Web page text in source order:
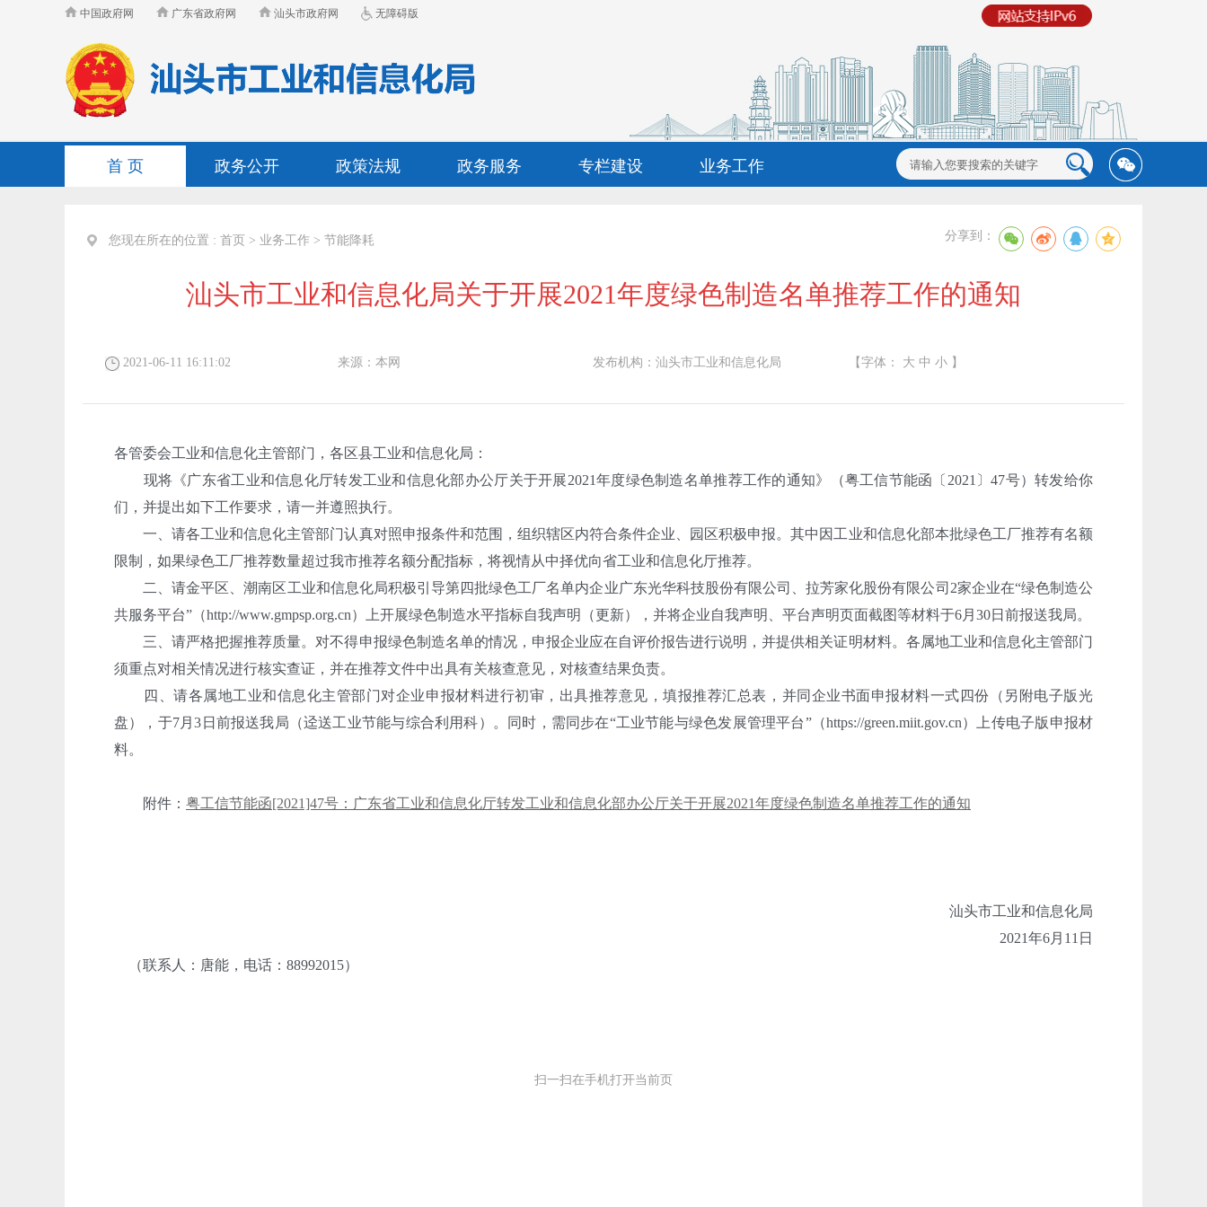
中国政府网 广东省政府网 汕头市政府网 无障碍版
首 页 政务公开 政策法规 政务服务 专栏建设 业务工作
您现在所在的位置 : 首页 > 业务工作 > 节能降耗 分享到：
汕头市工业和信息化局关于开展2021年度绿色制造名单推荐工作的通知
2021-06-11 16:11:02 来源：本网 发布机构：汕头市工业和信息化局 【字体： 大 中 小 】
各管委会工业和信息化主管部门，各区县工业和信息化局：
现将《广东省工业和信息化厅转发工业和信息化部办公厅关于开展2021年度绿色制造名单推荐工作的通知》（粤工信节能函〔2021〕47号）转发给你
们，并提出如下工作要求，请一并遵照执行。
一、请各工业和信息化主管部门认真对照申报条件和范围，组织辖区内符合条件企业、园区积极申报。其中因工业和信息化部本批绿色工厂推荐有名额
限制，如果绿色工厂推荐数量超过我市推荐名额分配指标，将视情从中择优向省工业和信息化厅推荐。
二、请金平区、潮南区工业和信息化局积极引导第四批绿色工厂名单内企业广东光华科技股份有限公司、拉芳家化股份有限公司2家企业在“绿色制造公
共服务平台”（http://www.gmpsp.org.cn）上开展绿色制造水平指标自我声明（更新），并将企业自我声明、平台声明页面截图等材料于6月30日前报送我局。
三、请严格把握推荐质量。对不得申报绿色制造名单的情况，申报企业应在自评价报告进行说明，并提供相关证明材料。各属地工业和信息化主管部门
须重点对相关情况进行核实查证，并在推荐文件中出具有关核查意见，对核查结果负责。
四、请各属地工业和信息化主管部门对企业申报材料进行初审，出具推荐意见，填报推荐汇总表，并同企业书面申报材料一式四份（另附电子版光
盘），于7月3日前报送我局（迳送工业节能与综合利用科）。同时，需同步在“工业节能与绿色发展管理平台”（https://green.miit.gov.cn）上传电子版申报材
料。
附件： 粤工信节能函[2021]47号：广东省工业和信息化厅转发工业和信息化部办公厅关于开展2021年度绿色制造名单推荐工作的通知
汕头市工业和信息化局
2021年6月11日
（联系人：唐能，电话：88992015）
扫一扫在手机打开当前页